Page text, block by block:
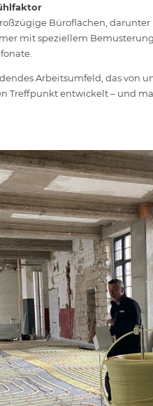
Büroflächen,
mit speziellem
Arbeitsumfeld, das von
Treffpunkt entwickelt – und